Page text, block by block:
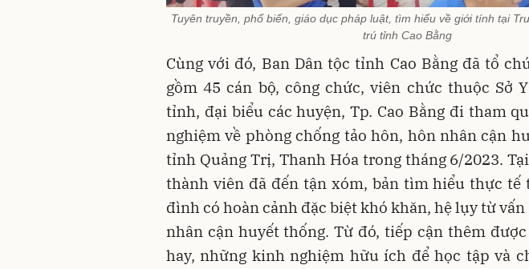
Tuyên truyền, phổ biến, giáo dục pháp luật, tìm hiểu về giới tính tại
trú tỉnh Cao Bằng
Cùng với đó, Ban Dân tộc tỉnh Cao Bằng đã tổ
gồm 45 cán bộ, công chức, viên chức thuộc Sở
tỉnh, đại biểu các huyện, Tp. Cao Bằng đi tham
nghiệm về phòng chống tảo hôn, hôn nhân cận
tỉnh Quảng Trị, Thanh Hóa trong tháng 6/2023.
thành viên đã đến tận xóm, bản tìm hiểu thực tế
đình có hoàn cảnh đặc biệt khó khăn, hệ lụy từ
nhân cận huyết thống. Từ đó, tiếp cận thêm
hay, những kinh nghiệm hữu ích để học tập và